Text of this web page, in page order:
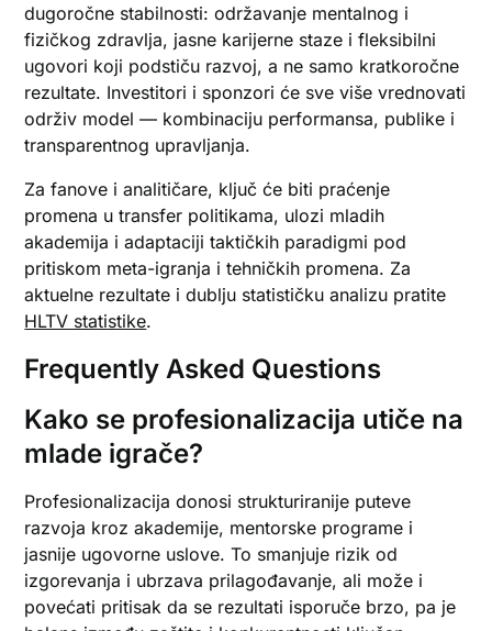
dugoročne stabilnosti: održavanje mentalnog i
fizičkog zdravlja, jasne karijerne staze i fleksibilni
ugovori koji podstiču razvoj, a ne samo kratkoročne
rezultate. Investitori i sponzori će sve više vrednovati
održiv model — kombinaciju performansa, publike i
transparentnog upravljanja.
Za fanove i analitičare, ključ će biti praćenje
promena u transfer politikama, ulozi mladih
akademija i adaptaciji taktičkih paradigmi pod
pritiskom meta-igranja i tehničkih promena. Za
aktuelne rezultate i dublju statističku analizu pratite
HLTV statistike.
Frequently Asked Questions
Kako se profesionalizacija utiče na
mlade igrače?
Profesionalizacija donosi strukturiranije puteve
razvoja kroz akademije, mentorske programe i
jasnije ugovorne uslove. To smanjuje rizik od
izgorevanja i ubrzava prilagođavanje, ali može i
povećati pritisak da se rezultati isporuče brzo, pa je